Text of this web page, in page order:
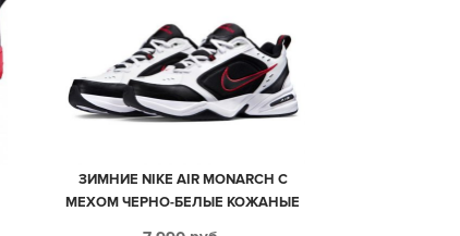
ЗИМНИЕ NIKE AIR MONARCH С
МЕХОМ ЧЕРНО-БЕЛЫЕ КОЖАНЫЕ